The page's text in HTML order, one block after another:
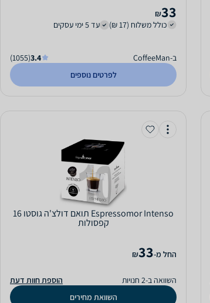
33
₪
כולל משלוח (17 ₪)
עד 5 ימי עסקים
ב-CoffeeMan 3.4
(1055)
לפרטים נוספים
Espressomor Intenso תואם דולצ'ה גוסטו 16
קפסולות
‫החל מ-33
₪
השוואה ב-2 חנויות
הוספת חוות דעת
השוואת מחירים